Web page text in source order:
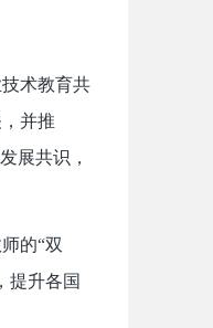
术教育共
并推
展共识，
的“双
提升各国